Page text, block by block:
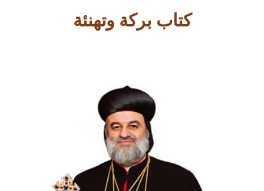
كتاب بركة وتهنئة